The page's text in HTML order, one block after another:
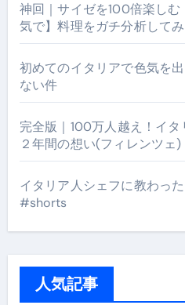
神回｜サイゼを100倍楽し
気で】料理をガチ分析してみ
初めてのイタリアで色気を
ない件
完全版｜100万人越え！イタ
２年間の想い(フィレンツェ)
イタリア人シェフに教わっ
#shorts
人気記事